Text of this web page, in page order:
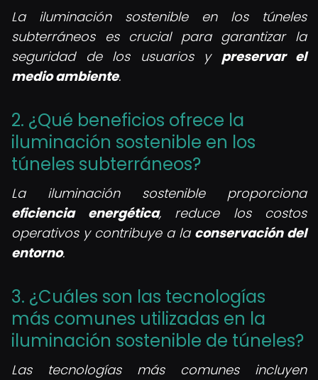
La iluminación sostenible en los túneles
subterráneos es crucial para garantizar la
seguridad de los usuarios y preservar el
medio ambiente.
2. ¿Qué beneficios ofrece la
iluminación sostenible en los
túneles subterráneos?
La iluminación sostenible proporciona
eficiencia energética, reduce los costos
operativos y contribuye a la conservación del
entorno.
3. ¿Cuáles son las tecnologías
más comunes utilizadas en la
iluminación sostenible de túneles?
Las tecnologías más comunes incluyen